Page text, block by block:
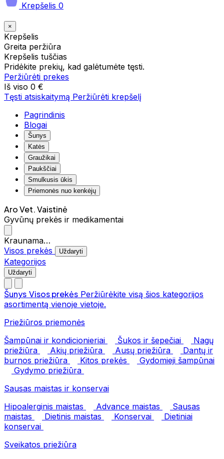
Krepšelis 0
×
Krepšelis
Greita peržiūra
Krepšelis tuščias
Pridėkite prekių, kad galėtumėte tęsti.
Peržiūrėti prekes
Iš viso 0 €
Tęsti atsiskaitymą Peržiūrėti krepšelį
Pagrindinis
Blogai
Šunys
Katės
Graužikai
Paukščiai
Smulkusis ūkis
Priemonės nuo kenkėjų
Aro Vet. Vaistinė
Gyvūnų prekės ir medikamentai
Kraunama…
Visos prekės
Uždaryti
Kategorijos
Uždaryti
Šunys Visos prekės Peržiūrėkite visą šios kategorijos
asortimentą vienoje vietoje.
Priežiūros priemonės
Šampūnai ir kondicionieriai
Šukos ir šepečiai
Nagų
priežiūra
Akių priežiūra Ausų priežiūra
Dantų ir
burnos priežiūra
Kitos prekės
Gydomieji šampūnai
Gydymo priežiūra
Sausas maistas ir konservai
Hipoalerginis maistas
Advance maistas
Sausas
maistas
Dietinis maistas Konservai
Dietiniai
konservai
Sveikatos priežiūra